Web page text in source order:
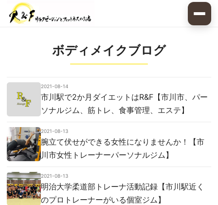
ボディメイクブログ
2021-08-14
市川駅で2か月ダイエットはR&F【市川市、パー
ソナルジム、筋トレ、食事管理、エステ】
2021-08-13
腕立て伏せができる女性になりませんか！【市
川市女性トレーナーパーソナルジム】
2021-08-13
明治大学柔道部トレーナ活動記録【市川駅近く
のプロトレーナーがいる個室ジム】